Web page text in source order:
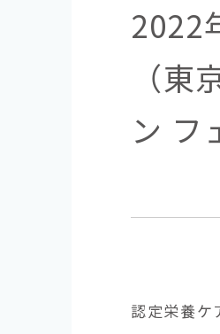
2022
（
ン フ
認定栄養ケ